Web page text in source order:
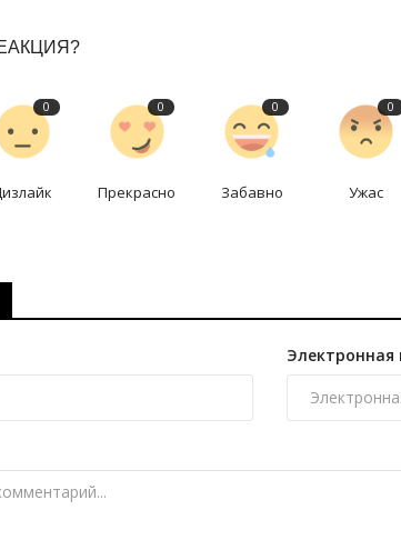
0 0
Прекрасно
0
Забавно
0
Ужас
Электронная
памятника
Славы в Павлодаре: память,
в граните
Май 9, 2026
В